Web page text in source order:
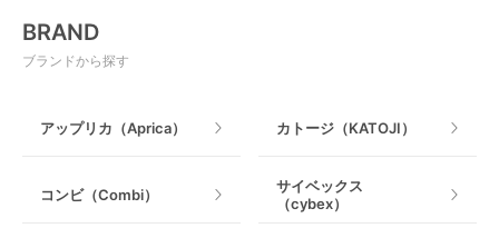
室内遊具
授乳グッズ・ママ用品
BRAND
ブランドから探す
アップリカ（Aprica） カトージ（KATOJI）
コンビ（Combi）
サイベックス
（cybex）